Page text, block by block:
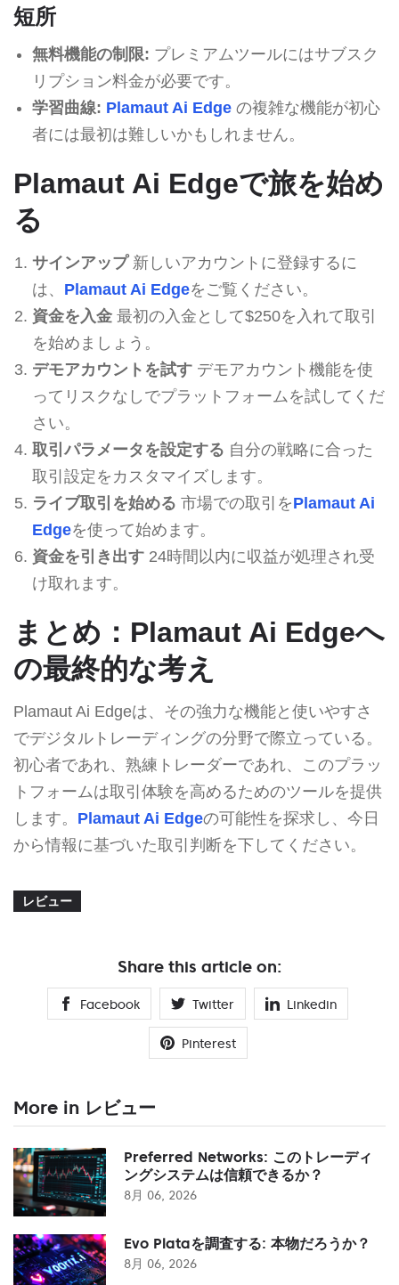
短所
無料機能の制限: プレミアムツールにはサブスク
リプション料金が必要です。
学習曲線: Plamaut Ai Edgeの複雑な機能が初心
者には最初は難しいかもしれません。
Plamaut Ai Edgeで旅を始め
る
サインアップ新しいアカウントに登録するに
は、 Plamaut Ai Edgeをご覧ください。
資金を入金最初の入金として$250を入れて取引
を始めましょう。
デモアカウントを試すデモアカウント機能を使
ってリスクなしでプラットフォームを試してくだ
さい。
取引パラメータを設定する 自分の戦略に合った
取引設定をカスタマイズします。
ライブ取引を始める 市場での取引をPlamaut Ai
Edgeを使って始めます。
資金を引き出す24時間以内に収益が処理され受
け取れます。
まとめ：Plamaut Ai Edgeへ
の最終的な考え
Plamaut Ai Edgeは、その強力な機能と使いやすさ
でデジタルトレーディングの分野で際立っている。
初心者であれ、熟練トレーダーであれ、このプラッ
トフォームは取引体験を高めるためのツールを提供
します。 Plamaut Ai Edgeの可能性を探求し、今日
から情報に基づいた取引判断を下してください。
レビュー
Share this article on:
Facebook Twitter Linkedin
Pinterest
More in レビュー
Preferred Networks: このトレーディ
ングシステムは信頼できるか？
8月 06, 2026
Evo Plataを調査する: 本物だろうか？
8月 06, 2026